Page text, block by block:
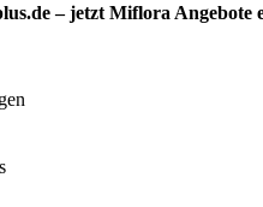
– jetzt Miflora Angebote